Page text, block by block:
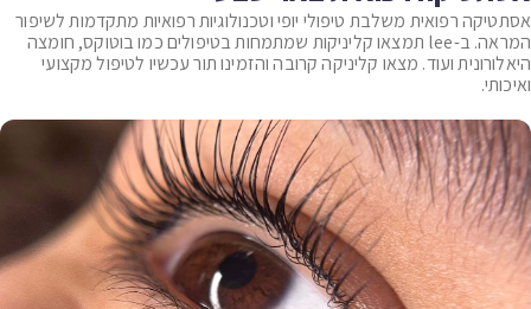
אסתטיקה רפואית משלבת טיפולי יופי וטכנולוגיות רפואיות מתקדמות לשיפור
המראה. ב-lee תמצאו קליניקות שמתמחות בטיפולים כמו בוטוקס, חומצה
היאלורונית ועוד. מצאו קליניקה קרובה והזמינו תור עכשיו לטיפול מקצועי
ואיכותי.